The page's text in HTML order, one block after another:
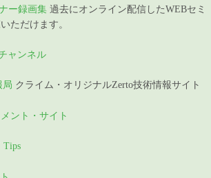
ー録画集 過去にオンライン配信したWEBセミ
ただけます。
ャンネル
局 クライム・オリジナルZerto技術情報サイト
ント・サイト
Tips